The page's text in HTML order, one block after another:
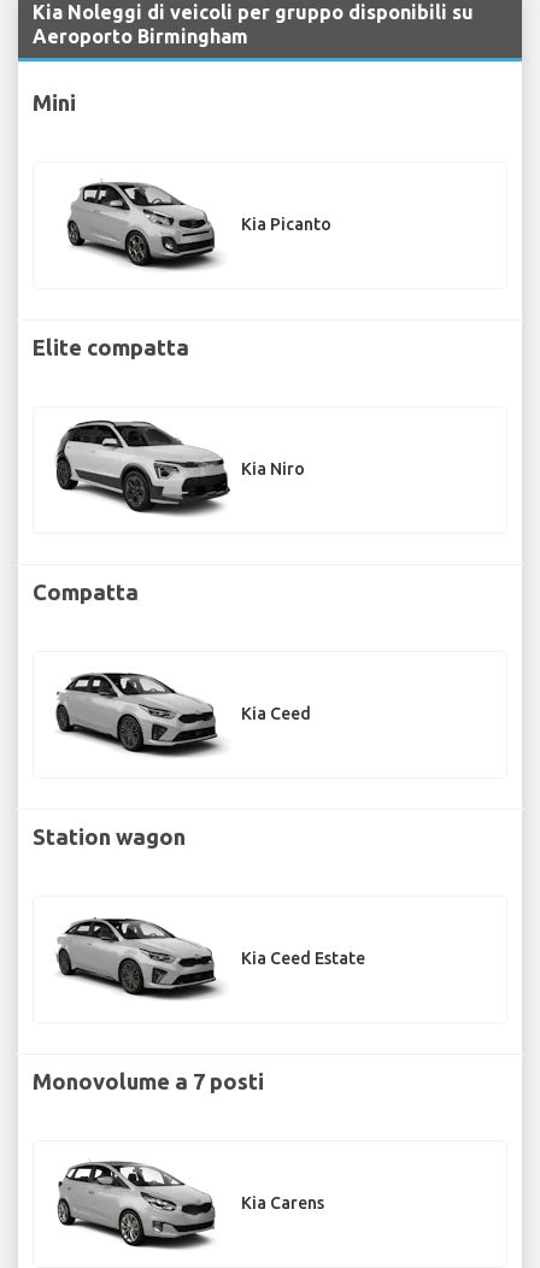
Kia Noleggi di veicoli per gruppo disponibili su
Aeroporto Birmingham
Mini
Kia Picanto
Elite compatta
Kia Niro
Compatta
Kia Ceed
Station wagon
Kia Ceed Estate
Monovolume a 7 posti
Kia Carens